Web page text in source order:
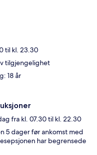
til kl. 23.30
tilgjengelighet
18 år
fra kl. 07.30 til kl. 22.30
5 dager før ankomst med
har begrensede